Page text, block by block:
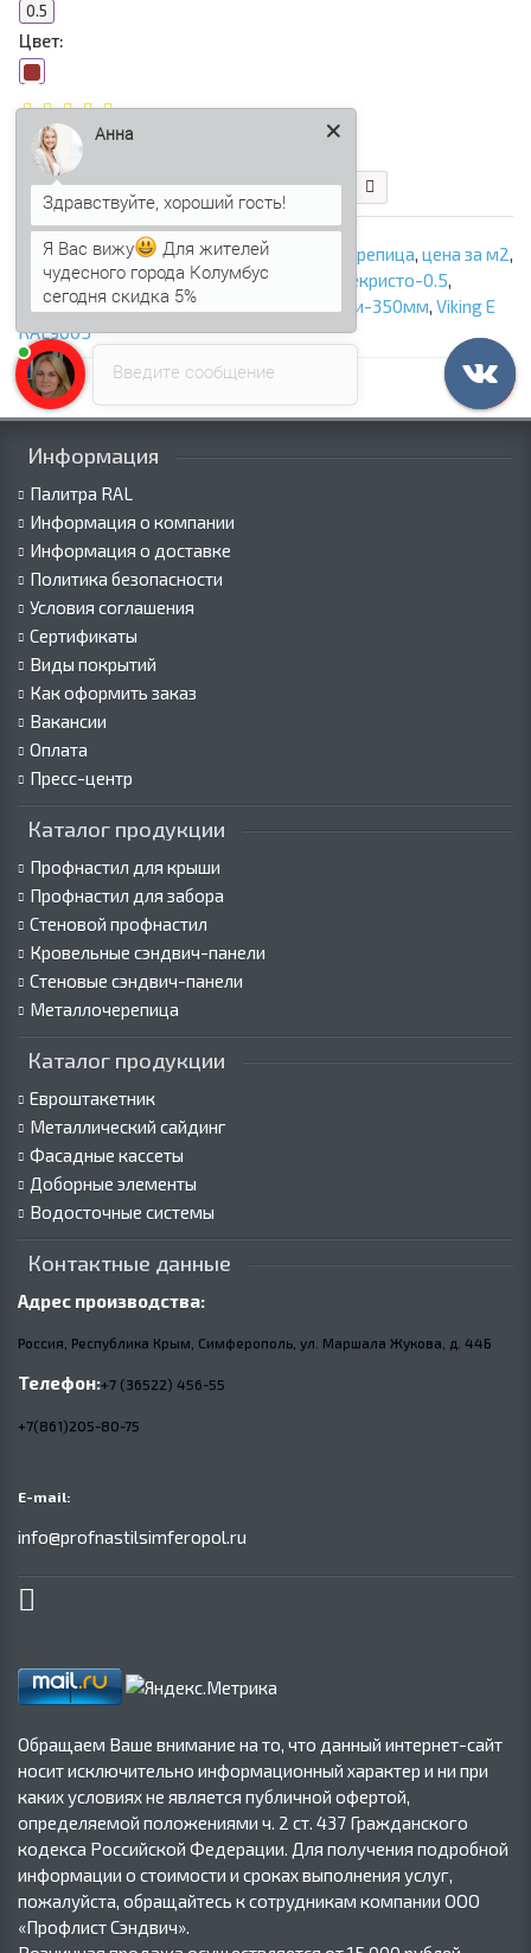
0.5
Цвет:
408.41 р.
В корзину Быстрый заказ
ООО «Профнастил Сэндвич»,Металлочерепица, цена за м2,
купить в Крыму,Металлочерепица Монтекристо-0.5,
Высота ступеньки-30мм
Длина ступеньки-350мм, Viking E
RAL9005
Информация
Палитра RAL
Информация о компании
Информация о доставке
Политика безопасности
Условия соглашения
Сертификаты
Виды покрытий
Как оформить заказ
Вакансии
Оплата
Пресс-центр
Каталог продукции
Профнастил для крыши
Профнастил для забора
Стеновой профнастил
Кровельные сэндвич-панели
Стеновые сэндвич-панели
Металлочерепица
Каталог продукции
Евроштакетник
Металлический сайдинг
Фасадные кассеты
Доборные элементы
Водосточные системы
Контактные данные
Адрес производства:
Россия, Республика Крым, Симферополь, ул. Маршала Жукова, д. 44Б
Телефон:+7 (36522) 456-55
+7(861)205-80-75
E-mail:
info@profnastilsimferopol.ru
Обращаем Ваше внимание на то, что данный интернет-сайт
носит исключительно информационный характер и ни при
каких условиях не является публичной офертой,
определяемой положениями ч. 2 ст. 437 Гражданского
кодекса Российской Федерации. Для получения подробной
информации о стоимости и сроках выполнения услуг,
пожалуйста, обращайтесь к сотрудникам компании ООО
«Профлист Сэндвич».
Введите сообщение
Анна
Я Вас вижу
Для жителей
чудесного города Колумбус
сегодня скидка 5%